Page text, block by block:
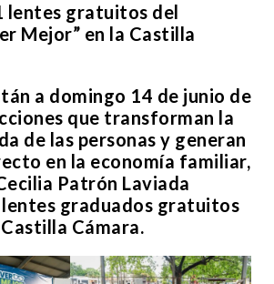
lentes gratuitos del
Mejor” en la Castilla
a domingo 14 de junio de
que transforman la
de las personas y generan
en la economía familiar,
Patrón Laviada
graduados gratuitos
Cámara.